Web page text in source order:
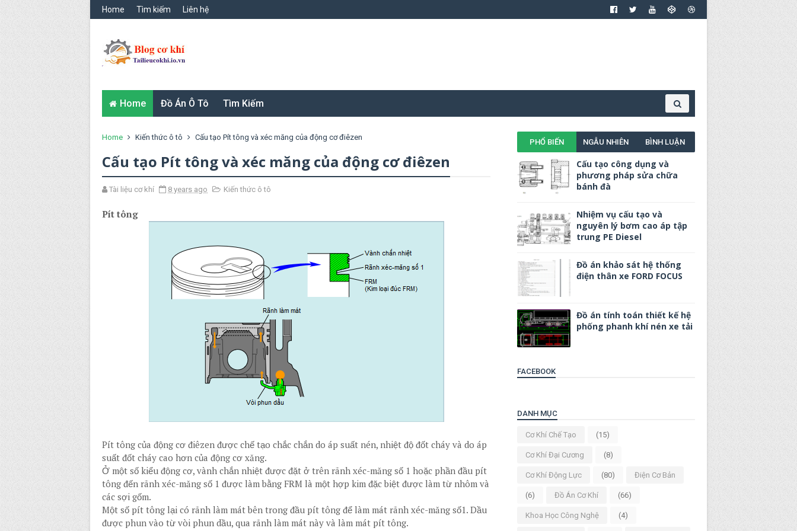
Home Tìm kiếm Liên hệ
Home Đồ Án Ô Tô Tìm Kiếm
Home Kiến thức ô tô Cấu tạo Pít tông và xéc măng của động cơ điêzen
Cấu tạo Pít tông và xéc măng của động cơ điêzen
Tài liệu cơ khí 8 years ago Kiến thức ô tô
Pít tông
Pít tông của động cơ điêzen được chế tạo chắc chắn do áp suất nén, nhiệt độ đốt cháy và do áp
suất đốt cháy cao hơn của động cơ xăng.
Ở một số kiểu động cơ, vành chắn nhiệt được đặt ở trên rãnh xéc-măng số 1 hoặc phần đầu pít
tông đến rãnh xéc-măng số 1 được làm bằng FRM là một hợp kim đặc biệt được làm từ nhôm và
các sợi gốm.
Một số pít tông lại có rãnh làm mát bên trong đầu pít tông để làm mát rãnh xéc-măng số1. Dầu
được phun vào từ vòi phun dầu, qua rãnh làm mát này và làm mát pít tông.
PHỔ BIẾN NGẪU NHIÊN BÌNH LUẬN
Cấu tạo công dụng và
phương pháp sửa chữa
bánh đà
Nhiệm vụ cấu tạo và
nguyên lý bơm cao áp tập
trung PE Diesel
Đồ án khảo sát hệ thống
điện thân xe FORD FOCUS
Đồ án tính toán thiết kế hệ
phống phanh khí nén xe tải
FACEBOOK
DANH MỤC
Cơ Khí Chế Tạo (15)
Cơ Khí Đại Cương (8)
Cơ Khí Động Lực (80) Điện Cơ Bản
(6) Đồ Án Cơ Khí (66)
Khoa Học Công Nghệ (4)